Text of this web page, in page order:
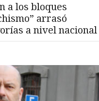
a los bloques
arrasó
a nivel nacional